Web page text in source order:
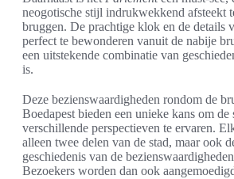
neogotische stijl indrukwekkend afsteekt
bruggen. De prachtige klok en de details
perfect te bewonderen vanuit de nabije
een uitstekende combinatie van
is.
Deze bezienswaardigheden rondom de
Boedapest bieden een unieke kans om de
verschillende perspectieven te ervaren.
alleen twee delen van de stad, maar ook
geschiedenis van de
Bezoekers worden dan ook